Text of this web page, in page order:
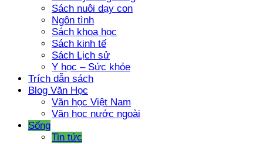
Sách nuôi dạy con
Ngôn tình
Sách khoa học
Sách kinh tế
Sách Lịch sử
Y học – Sức khỏe
Trích dẫn sách
Blog Văn Học
Văn học Việt Nam
Văn học nước ngoài
Sống
Tin tức